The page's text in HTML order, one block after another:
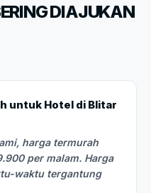
DIAJUKAN
untuk Hotel di Blitar
harga termurah
per malam. Harga
waktu tergantung